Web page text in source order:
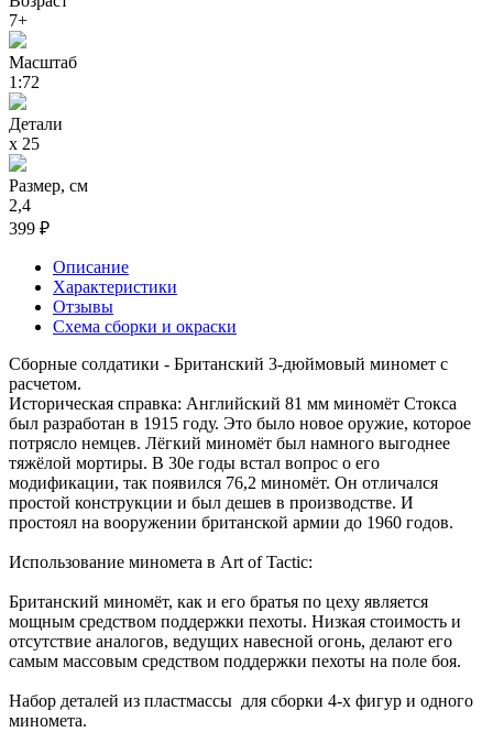
7+
Масштаб
1:72
Детали
х 25
Размер, см
2,4
399 ₽
Описание
Характеристики
Отзывы
Схема сборки и окраски
Сборные солдатики - Британский 3-дюймовый миномет с
расчетом.
Историческая справка: Английский 81 мм миномёт Стокса
был разработан в 1915 году. Это было новое оружие, которое
потрясло немцев. Лёгкий миномёт был намного выгоднее
тяжёлой мортиры. В 30е годы встал вопрос о его
модификации, так появился 76,2 миномёт. Он отличался
простой конструкции и был дешев в производстве. И
простоял на вооружении британской армии до 1960 годов.
Использование миномета в Art of Tactic:
Британский миномёт, как и его братья по цеху является
мощным средством поддержки пехоты. Низкая стоимость и
отсутствие аналогов, ведущих навесной огонь, делают его
самым массовым средством поддержки пехоты на поле боя.
Набор деталей из пластмассы для сборки 4-х фигур и одного
миномета.